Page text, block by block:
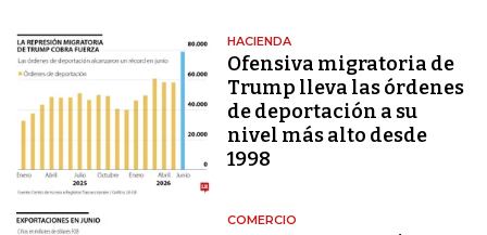
HACIENDA
Ofensiva migratoria de
Trump lleva las órdenes
de deportación a su
nivel más alto desde
1998
COMERCIO